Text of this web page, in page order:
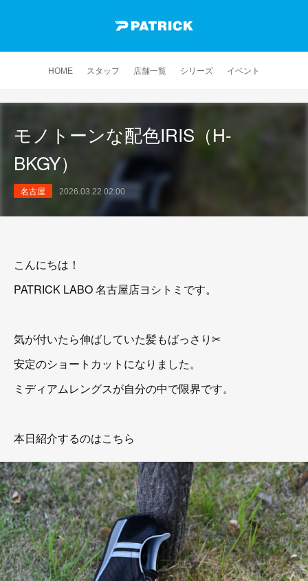
HOME スタッフ 店舗一覧 シリーズ イベント
モノトーンな配色IRIS（H-
BKGY）
名古屋 2026.03.22 02:00
こんにちは！
PATRICK LABO 名古屋店ヨシトミです。
気が付いたら伸ばしていた髪もばっさり✂
安定のショートカットになりました。
ミディアムレングスが自分の中で限界です。
本日紹介するのはこちら